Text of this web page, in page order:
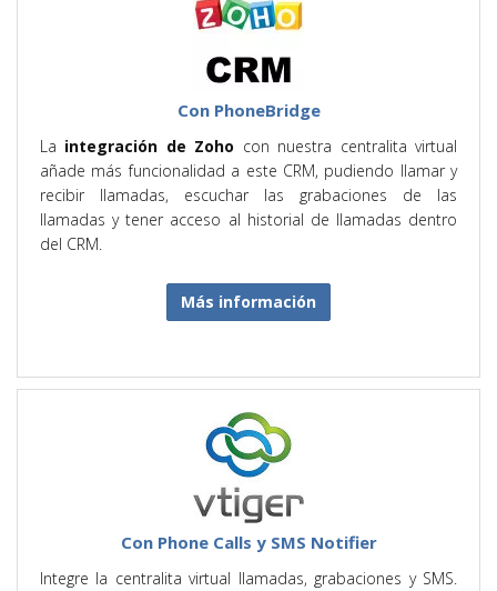
Con PhoneBridge
La integración de Zoho con nuestra centralita virtual
añade más funcionalidad a este CRM, pudiendo llamar y
recibir llamadas, escuchar las grabaciones de las
llamadas y tener acceso al historial de llamadas dentro
del CRM.
Más información
Con Phone Calls y SMS Notifier
Integre la centralita virtual llamadas, grabaciones y SMS.